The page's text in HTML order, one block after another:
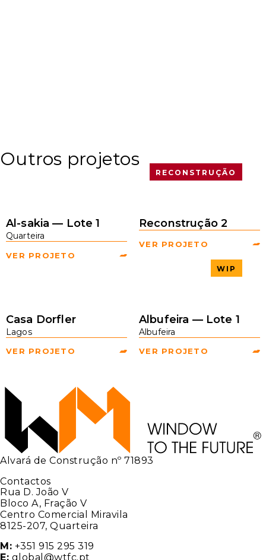
Outros projetos
Al-sakia — Lote 1
Quarteira
VER PROJETO
RECONSTRUÇÃO
Reconstrução 2
VER PROJETO
Casa Dorfler
Lagos
VER PROJETO
WIP
Albufeira — Lote 1
Albufeira
VER PROJETO
Alvará de Construção nº 71893
Contactos
Rua D. João V
Bloco A, Fração V
Centro Comercial Miravila
8125-207, Quarteira
M: +351 915 295 319
E: global@wtfc.pt